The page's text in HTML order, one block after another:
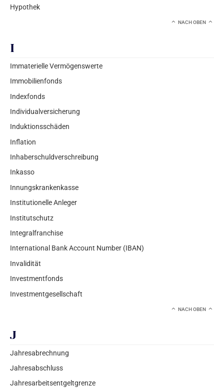
Hypothek
NACH OBEN
I
Immaterielle Vermögenswerte
Immobilienfonds
Indexfonds
Individualversicherung
Induktionsschäden
Inflation
Inhaberschuldverschreibung
Inkasso
Innungskrankenkasse
Institutionelle Anleger
Institutschutz
Integralfranchise
International Bank Account Number (IBAN)
Invalidität
Investmentfonds
Investmentgesellschaft
NACH OBEN
J
Jahresabrechnung
Jahresabschluss
Jahresarbeitsentgeltgrenze